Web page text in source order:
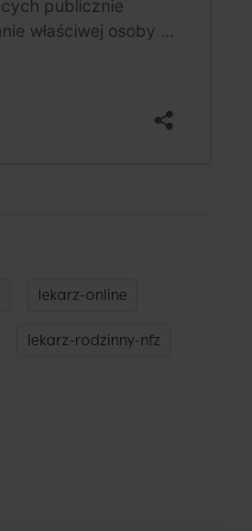
lekarz-online
lekarz-rodzinny-nfz